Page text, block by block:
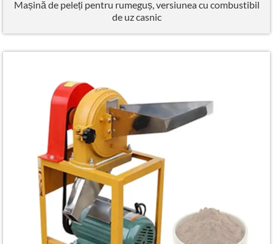
Mașină de peleți pentru rumeguș, versiunea cu combustibil
de uz casnic